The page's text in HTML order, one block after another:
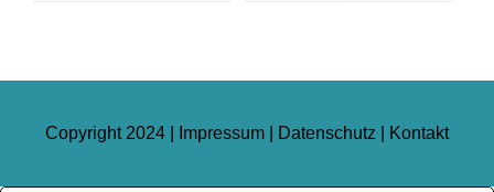
Copyright 2024 | Impressum Datenschutz Kontakt